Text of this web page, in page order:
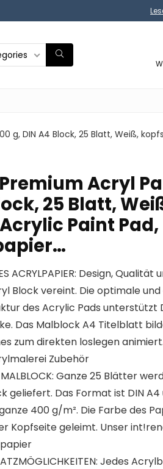
g, DIN A4 Block, 25 Blatt, Weiß,
Acryl
25 Blatt,
Paint Pad,
ACRYLPAPIER: Design,
Block vereint. Die optimale
des Acrylic Pads unterstützt
Das Malblock A4 Titelblatt
zum direkten loslegen
Zubehör
MALBLOCK: Ganze 25 Blätter
geliefert. Das Format ist DIN A4
400 g/m². Die Farbe des
Kopfseite geleimt. Unser
Jedes